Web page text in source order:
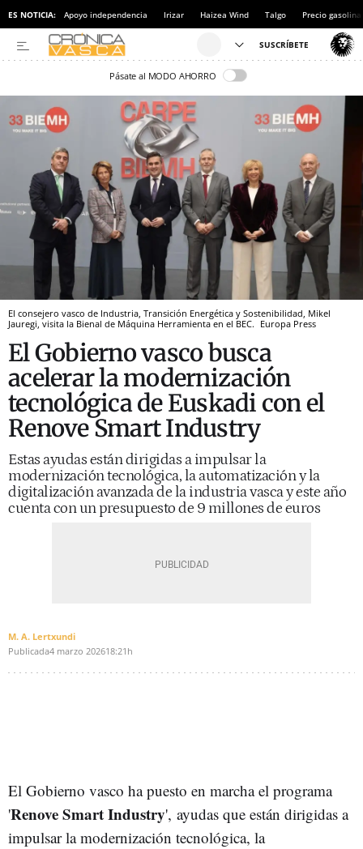
ES NOTICIA: Apoyo independencia Irizar Haizea Wind Talgo Precio gasolina
Pásate al MODO AHORRO
El consejero vasco de Industria, Transición Energética y Sostenibilidad, Mikel
Jauregi, visita la Bienal de Máquina Herramienta en el BEC. Europa Press
El Gobierno vasco busca
acelerar la modernización
tecnológica de Euskadi con el
Renove Smart Industry
Estas ayudas están dirigidas a impulsar la
modernización tecnológica, la automatización y la
digitalización avanzada de la industria vasca y este año
cuenta con un presupuesto de 9 millones de euros
M. A. Lertxundi
Publicada4 marzo 202618:21h
El Gobierno vasco ha puesto en marcha el programa
'Renove Smart Industry', ayudas que están dirigidas a
impulsar la modernización tecnológica, la